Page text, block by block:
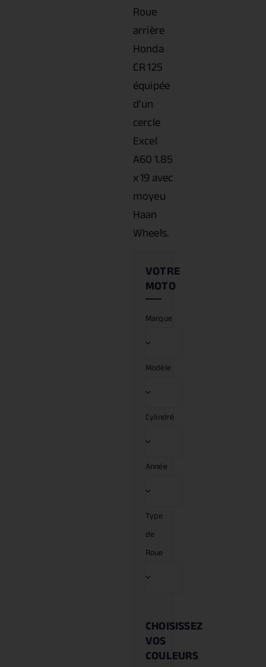
Roue
arrière
Honda
CR 125
équipée
d’un
cercle
Excel
A60 1.85
x 19 avec
moyeu
Haan
Wheels.
Marque
Modèle
Cylindré
Année
Type
de
Roue
CHOISISSEZ
VOS
COULEURS